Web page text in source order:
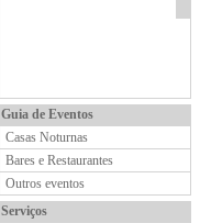
Guia de Eventos
Casas Noturnas
Bares e Restaurantes
Outros eventos
Serviços